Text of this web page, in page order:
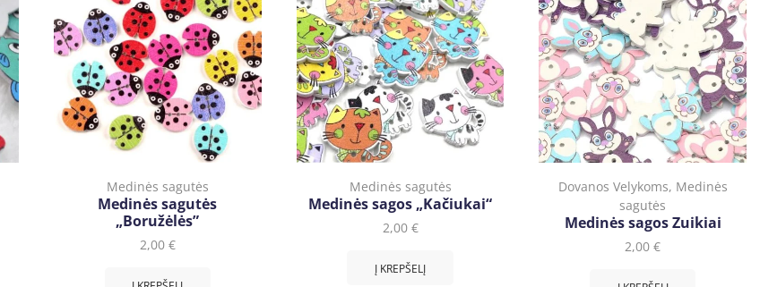
Medinės sagutės
Medinės sagutės
„Boružėlės”
2,00 €
Medinės sagutės
Medinės sagos „Kačiukai“
2,00 €
Į KREPŠELĮ
Dovanos Velykoms, Medinės
sagutės
Medinės sagos Zuikiai
2,00€